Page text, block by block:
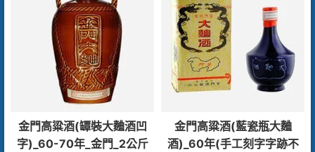
金門高粱酒(罈裝大麯酒凹
字)_60-70年_金門_2公斤
金門高粱酒(藍瓷瓶大麯
酒)_60年(手工刻字字跡不